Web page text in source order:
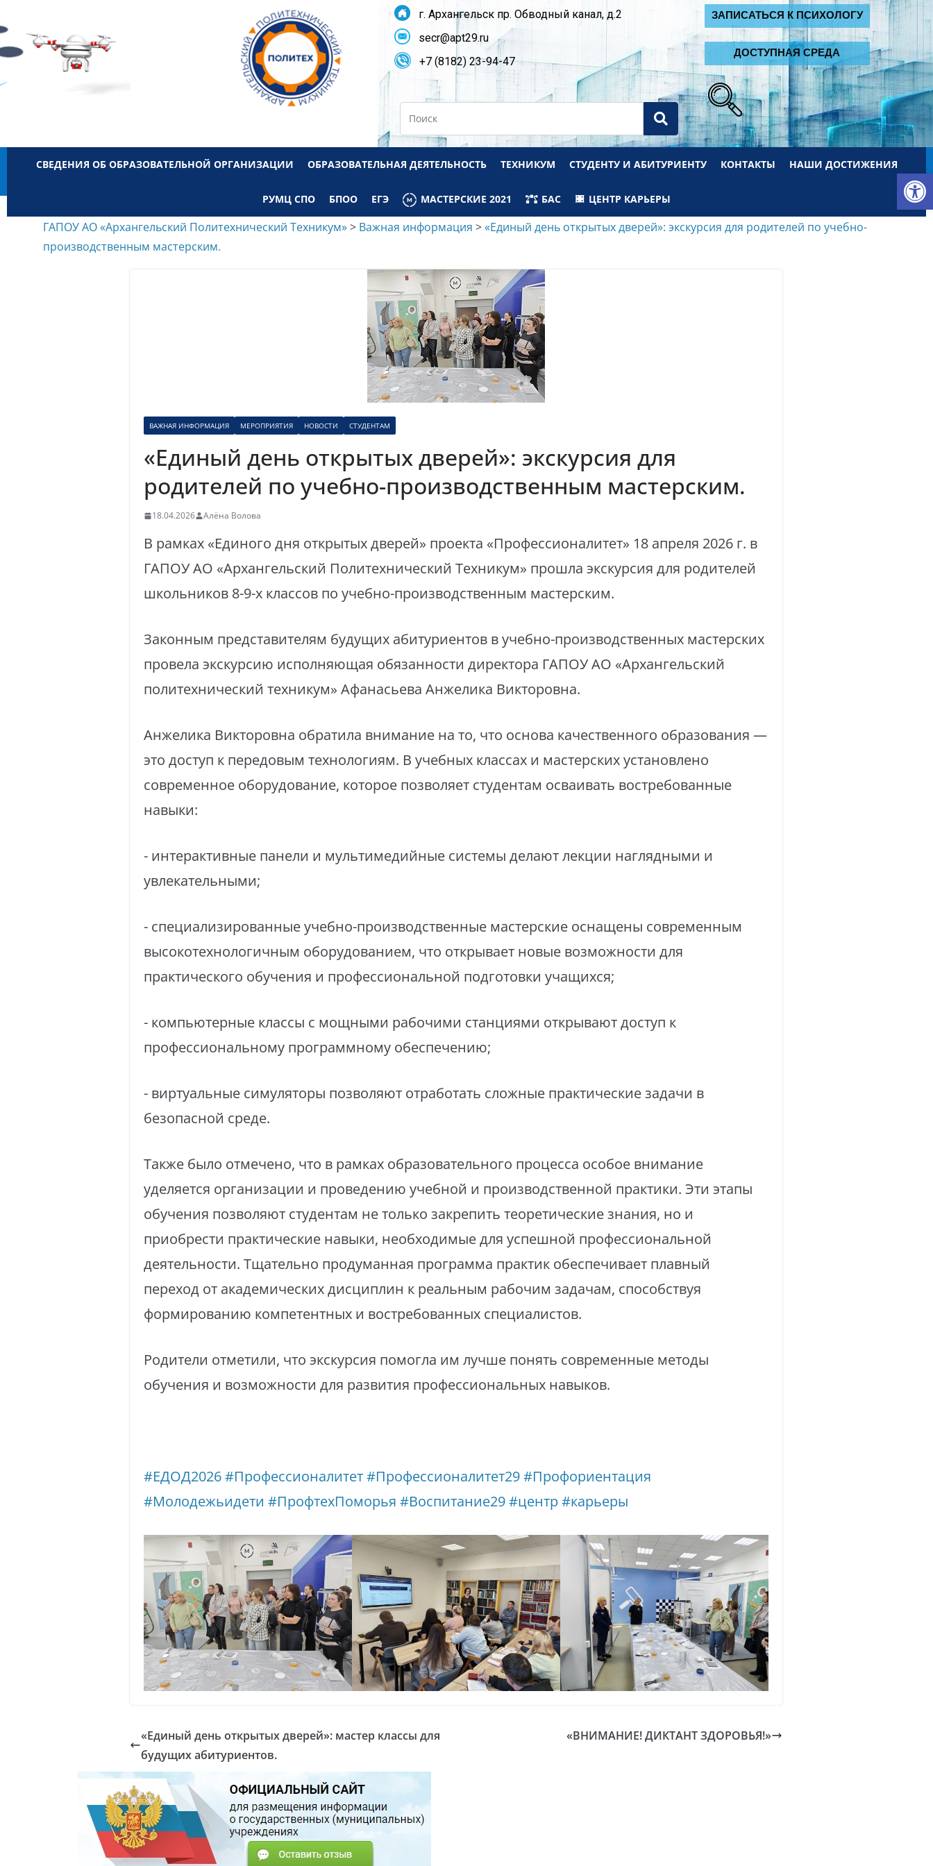
г. Архангельск пр. Обводный канал, д.2
secr@apt29.ru
+7 (8182) 23-94-47
ЗАПИСАТЬСЯ К ПСИХОЛОГУ
ДОСТУПНАЯ СРЕДА
СВЕДЕНИЯ ОБ ОБРАЗОВАТЕЛЬНОЙ ОРГАНИЗАЦИИ ОБРАЗОВАТЕЛЬНАЯ ДЕЯТЕЛЬНОСТЬ ТЕХНИКУМ СТУДЕНТУ И АБИТУРИЕНТУ КОНТАКТЫ НАШИ ДОСТИЖЕНИЯ
РУМЦ СПО БПОО ЕГЭ МАСТЕРСКИЕ 2021 БАС ЦЕНТР КАРЬЕРЫ
ГАПОУ АО «Архангельский Политехнический Техникум»> Важная информация >«Единый день открытых дверей»: экскурсия для родителей по учебно-
производственным мастерским.
ВАЖНАЯ ИНФОРМАЦИЯ МЕРОПРИЯТИЯ НОВОСТИ СТУДЕНТАМ
«Единый день открытых дверей»: экскурсия для
родителей по учебно-производственным мастерским.
18.04.2026 Алёна Волова
В рамках «Единого дня открытых дверей» проекта «Профессионалитет» 18 апреля 2026 г. в
ГАПОУ АО «Архангельский Политехнический Техникум» прошла экскурсия для родителей
школьников 8-9-х классов по учебно-производственным мастерским.
⁣Законным представителям будущих абитуриентов в учебно-производственных мастерских
провела экскурсию исполняющая обязанности директора ГАПОУ АО «Архангельский
политехнический техникум» Афанасьева Анжелика Викторовна.
Анжелика Викторовна обратила внимание на то, что основа качественного образования —
это доступ к передовым технологиям. В учебных классах и мастерских установлено
современное оборудование, которое позволяет студентам осваивать востребованные
навыки:
⁣- интерактивные панели и мультимедийные системы делают лекции наглядными и
увлекательными;
⁣- специализированные учебно-производственные мастерские оснащены современным
высокотехнологичным оборудованием, что открывает новые возможности для
практического обучения и профессиональной подготовки учащихся;
⁣- компьютерные классы с мощными рабочими станциями открывают доступ к
профессиональному программному обеспечению;
⁣- виртуальные симуляторы позволяют отработать сложные практические задачи в
безопасной среде.
⁣Также было отмечено, что в рамках образовательного процесса особое внимание
уделяется организации и проведению учебной и производственной практики. Эти этапы
обучения позволяют студентам не только закрепить теоретические знания, но и
приобрести практические навыки, необходимые для успешной профессиональной
деятельности. Тщательно продуманная программа практик обеспечивает плавный
переход от академических дисциплин к реальным рабочим задачам, способствуя
формированию компетентных и востребованных специалистов.
⁣Родители отметили, что экскурсия помогла им лучше понять современные методы
обучения и возможности для развития профессиональных навыков.
#ЕДОД2026 #Профессионалитет #Профессионалитет29 #Профориентация
#Молодежьидети #ПрофтехПоморья #Воспитание29 #центр #карьеры
«Единый день открытых дверей»: мастер классы для
будущих абитуриентов.
«ВНИМАНИЕ! ДИКТАНТ ЗДОРОВЬЯ!»